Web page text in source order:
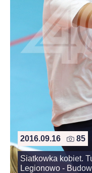
2016.09.16 85
Siatkowka kobiet.
Legionowo -